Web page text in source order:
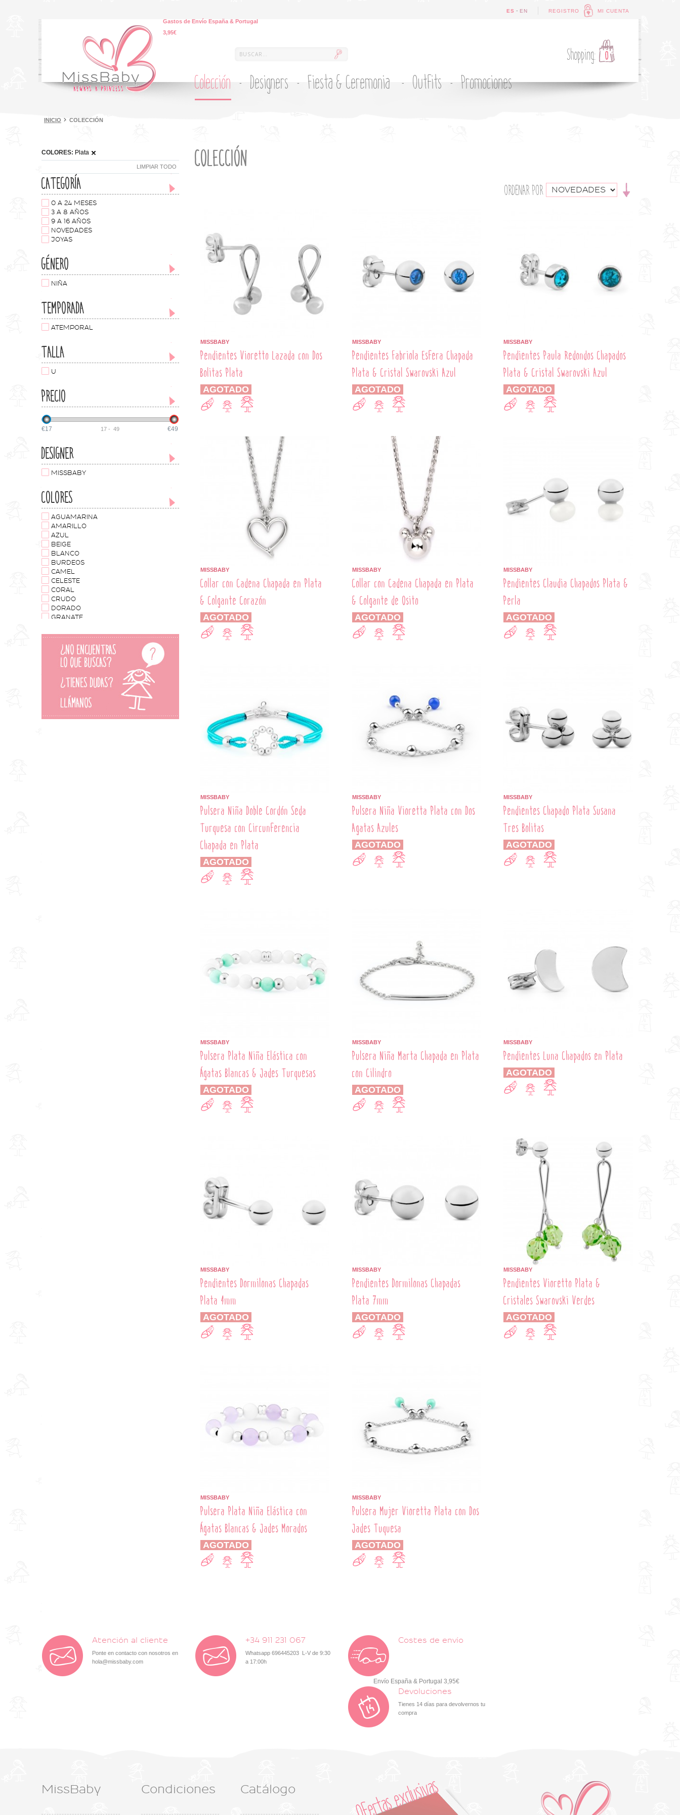
Gastos de Envío España & Portugal
3,95€
REGISTRO MI CUENTA
ES - EN
Shopping: 0
Colección Designers Fiesta & Ceremonia Outfits Promociones
INICIO COLECCIÓN
COLORES: Plata
LIMPIAR TODO
CATEGORÍA
0 A 24 MESES
3 A 8 AÑOS
9 A 16 AÑOS
NOVEDADES
JOYAS
GÉNERO
NIÑA
TEMPORADA
ATEMPORAL
TALLA
U
PRECIO
€17 €49
17- 49
DESIGNER
MISSBABY
COLORES
AGUAMARINA
AMARILLO
AZUL
BEIGE
BLANCO
BURDEOS
CAMEL
CELESTE
CORAL
CRUDO
DORADO
GRANATE
GRIS OSCURO
MARINO
MORADO
MOSTAZA
PLATA
ROSA
ROSA PALO
VERDE
COLECCIÓN
ORDENAR POR
MISSBABY
Pendientes Vioretto Lazada con Dos
Bolitas Plata
AGOTADO
MISSBABY
Pendientes Fabriola Esfera Chapada
Plata & Cristal Swarovski Azul
AGOTADO
MISSBABY
Pendientes Paula Redondos Chapados
Plata & Cristal Swarovski Azul
AGOTADO
MISSBABY
Collar con Cadena Chapada en Plata
& Colgante Corazón
AGOTADO
MISSBABY
Collar con Cadena Chapada en Plata
& Colgante de Osito
AGOTADO
MISSBABY
Pendientes Claudia Chapados Plata &
Perla
AGOTADO
MISSBABY
Pulsera Niña Doble Cordón Seda
Turquesa con Circunferencia
Chapada en Plata
AGOTADO
MISSBABY
Pulsera Niña Vioretta Plata con Dos
Agatas Azules
AGOTADO
MISSBABY
Pendientes Chapado Plata Susana
Tres Bolitas
AGOTADO
MISSBABY
Pulsera Plata Niña Elástica con
Ágatas Blancas & Jades Turquesas
AGOTADO
MISSBABY
Pulsera Niña Marta Chapada en Plata
con Cilindro
AGOTADO
MISSBABY
Pendientes Luna Chapados en Plata
AGOTADO
MISSBABY
Pendientes Dormilonas Chapadas
Plata 4mm
AGOTADO
MISSBABY
Pendientes Dormilonas Chapadas
Plata 7mm
AGOTADO
MISSBABY
Pendientes Vioretto Plata &
Cristales Swarovski Verdes
AGOTADO
MISSBABY
Pulsera Plata Niña Elástica con
Ágatas Blancas & Jades Morados
AGOTADO
MISSBABY
Pulsera Mujer Vioretta Plata con Dos
Jades Tuquesa
AGOTADO
Atención al cliente
Ponte en contacto con nosotros en
hola@missbaby.com
+34 911 231 067
Whatsapp 696445203 L-V de 9:30
a 17:00h
Costes de envío
Envío España & Portugal 3,95€
Devoluciones
Tienes 14 días para devolvernos tu
compra
MissBaby Condiciones Catálogo